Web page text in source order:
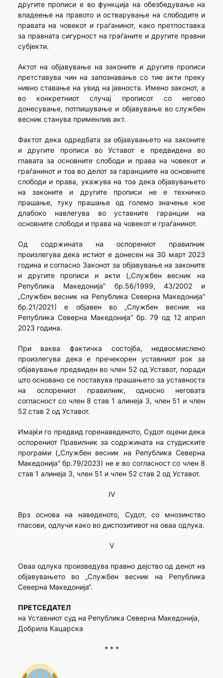
другите прописи е во функција на обезбедување на
владеење на правото и остварување на слободите и
правата на човекот и граѓанинот, како претпоставка
за правната сигурност на граѓаните и другите правни
субјекти.
Актот на објавување на законите и другите прописи
претставува чин на запознавање со тие акти преку
нивно ставање на увид на јавноста. Имено законот, а
во конкретниот случај прописот со негово
донесување, потпишување и објавување во службен
весник станува применлив акт.
Фактот дека одредбата за објавувањето на законите
и другите прописи во Уставот е предвидена во
главата за основните слободи и права на човекот и
граѓанинот и тоа во делот за гаранциите на основните
слободи и права, укажува на тоа дека објавувањето
на законите и другите прописи не е техничко
прашање, туку прашање од големо значење кое
длабоко навлегува во уставните гаранции на
основните слободи и права на човекот и граѓанинот.
Од содржината на оспорениот правилник
произлегува дека истиот е донесен на 30 март 2023
година и согласно Законот за објавување на законите
и другите прописи и акти („Службен весник на
Република Македонија” бр.56/1999, 43/2002 и
„Службен весник на Република Северна Македонија”
бр.21/2021) е објавен во „Службен весник на
Република Северна Македонија” бр. 79 од 12 април
2023 година.
При ваква фактичка состојба, недвосмислено
произлегува дека е пречекорен уставниот рок за
објавување предвиден во член 52 од Уставот, поради
што основано се поставува прашањето за уставноста
на оспорениот правилник, односно неговата
согласност со член 8 став 1 алинеја 3, член 51 и член
52 став 2 од Уставот.
Имајќи го предвид горенаведеното, Судот оцени дека
оспорениот Правилник за содржината на студиските
програми („Службен весник на Република Северна
Македонија” бр.79/2023) не е во согласност со член 8
став 1 алинеја 3, член 51 и член 52 став 2 од Уставот.
IV
Врз основа на наведеното, Судот, со мнозинство
гласови, одлучи како во диспозитивот на оваа одлука.
V
Оваа одлука произведува правно дејство од денот на
објавувањето во „Службен весник на Република
Северна Македонија“.
ПРЕТСЕДАТЕЛ
на Уставниот суд на Република Северна Македонија,
Добрила Кацарска
* * *